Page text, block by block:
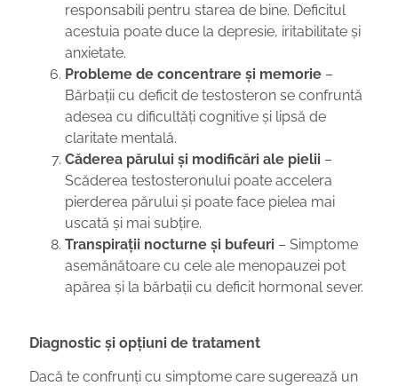
responsabili pentru starea de bine. Deficitul
acestuia poate duce la depresie, iritabilitate și
anxietate.
Probleme de concentrare și memorie –
Bărbații cu deficit de testosteron se confruntă
adesea cu dificultăți cognitive și lipsă de
claritate mentală.
Căderea părului și modificări ale pielii –
Scăderea testosteronului poate accelera
pierderea părului și poate face pielea mai
uscată și mai subțire.
Transpirații nocturne și bufeuri – Simptome
asemănătoare cu cele ale menopauzei pot
apărea și la bărbații cu deficit hormonal sever.
Diagnostic și opțiuni de tratament
Dacă te confrunți cu simptome care sugerează un